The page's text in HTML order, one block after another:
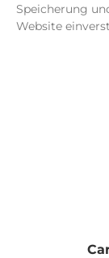
Speicherung
Website